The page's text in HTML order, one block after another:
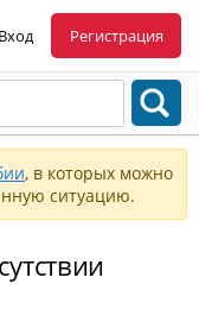
Вход Регистрация
, в которых можно
ситуацию.